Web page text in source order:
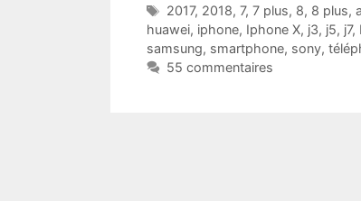
Étiquettes
2017, 2018, 7, 7 plus, 8, 8 plus,
huawei, iphone, Iphone X, j3, j5, j7,
samsung, smartphone, sony,
55 commentaires